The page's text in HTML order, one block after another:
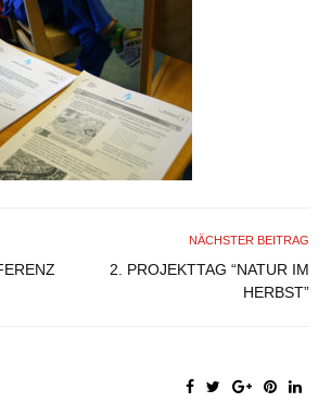
NÄCHSTER BEITRAG
2. PROJEKTTAG “NATUR IM
HERBST”